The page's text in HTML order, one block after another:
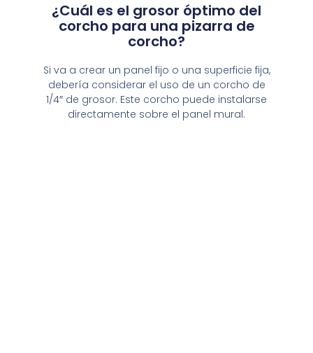
¿Cuál es el grosor óptimo del
corcho para una pizarra de
corcho?
Si va a crear un panel fijo o una superficie fija,
debería considerar el uso de un corcho de
1/4″ de grosor. Este corcho puede instalarse
directamente sobre el panel mural.